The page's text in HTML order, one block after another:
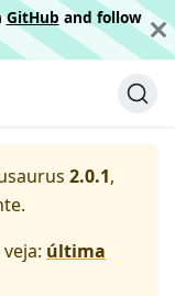
GitHub and follow
2.0.1,
última